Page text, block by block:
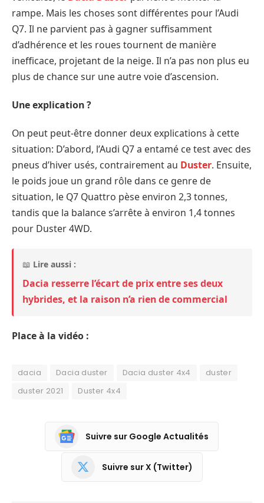
rampe. Mais les choses sont différentes pour l’Audi
Q7. Il ne parvient pas à gagner suffisamment
d’adhérence et les roues tournent de manière
inefficace, projetant de la neige. Il n’a pas non plus eu
plus de chance sur une autre voie d’ascension.
Une explication ?
On peut peut-être donner deux explications à cette
situation: D’abord, l’Audi Q7 a entamé ce test avec des
pneus d’hiver usés, contrairement au Duster. Ensuite,
le poids joue un grand rôle dans ce genre de
situation, le Q7 Quattro pèse environ 2,3 tonnes,
tandis que la balance s’arrête à environ 1,4 tonnes
pour Duster 4WD.
📖 Lire aussi :
Dacia resserre l’écart de prix entre ses deux
hybrides, et la raison n’a rien de commercial
Place à la vidéo :
dacia Dacia duster Dacia duster 4x4
duster
duster 2021
Duster 4x4
Suivre sur Google Actualités
Suivre sur X (Twitter)